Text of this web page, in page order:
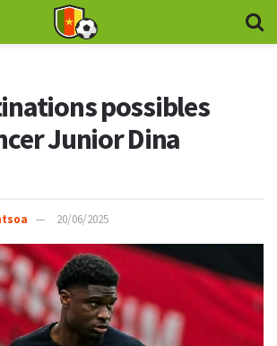
possibles
Junior Dina
20/06/2025